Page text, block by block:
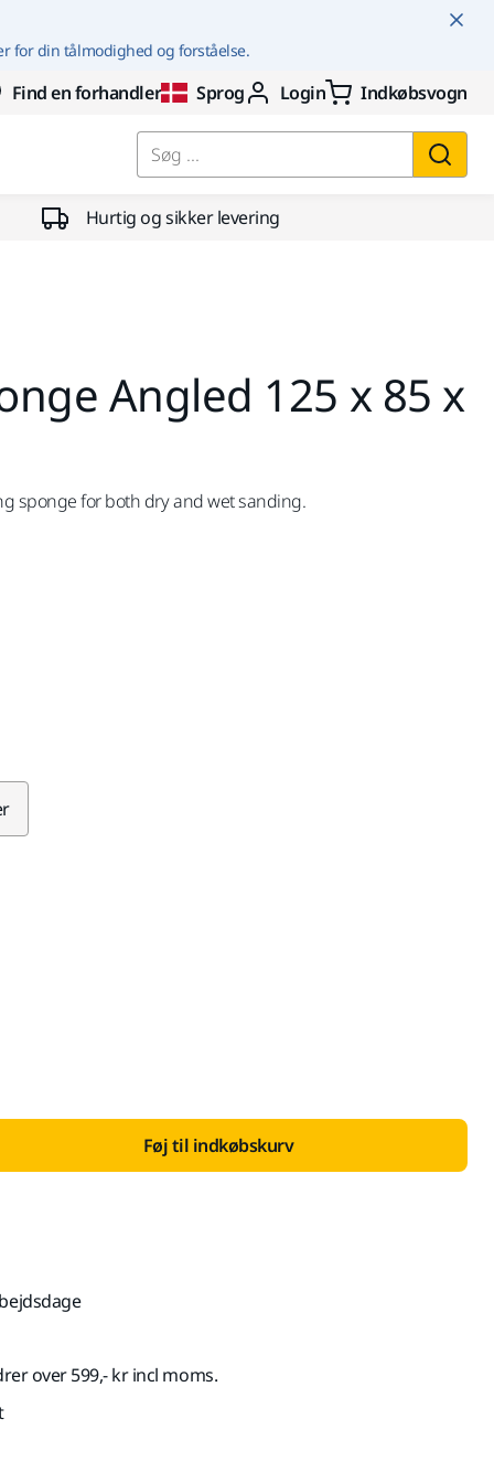
for din tålmodighed og forståelse.
Find en forhandler Sprog Login Indkøbsvogn
Søg ...
Hurtig og sikker levering
Angled 125 x 85 x
sponge for both dry and wet sanding.
Føj til indkøbskurv
over 599,- kr incl moms.